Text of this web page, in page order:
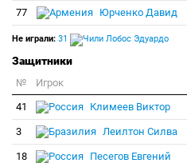
77 Юрченко Давид
Не играли: 31 Лобос Эдуардо
Защитники
№ Игрок
41
Климеев Виктор
3 Леилтон Силва
18 Песегов Евгений